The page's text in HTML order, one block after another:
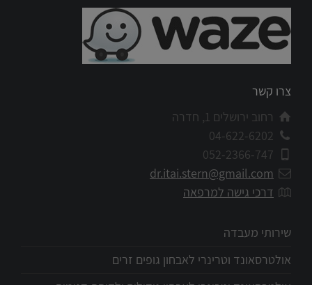
צרו קשר
רחוב ירושלים 1, חדרה
04-622-6202
052-2366-747
dr.itai.stern@gmail.com
דרכי גישה למרפאה
שירותי מעבדה
אולטרסאונד וטרינרי לאבחון גופים זרים